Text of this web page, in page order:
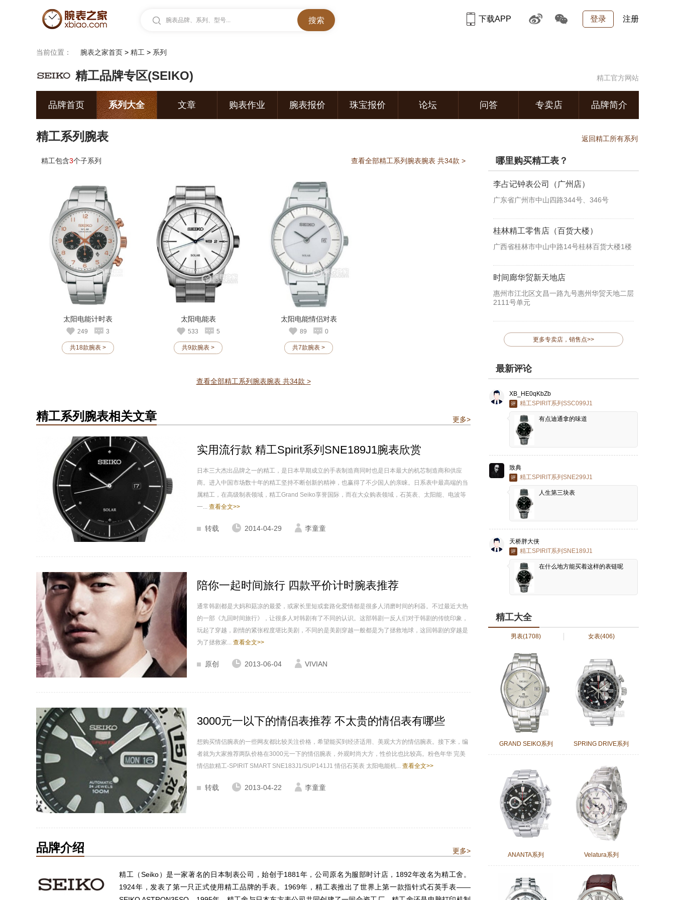
腕表品牌、系列、型号... 登录 注册
下载APP
当前位置： 腕表之家首页 > 精工 > 系列
精工品牌专区(SEIKO) 精工官方网站
品牌首页 系列大全 文章 购表作业 腕表报价 珠宝报价 论坛 问答 专卖店 品牌简介
精工系列腕表 返回精工所有系列
精工包含3个子系列 查看全部精工系列腕表腕表 共34款 >
太阳电能计时表
249 3
共18款腕表 >
太阳电能表
533 5
共9款腕表 >
太阳电能情侣对表
89 0
共7款腕表 >
查看全部精工系列腕表腕表 共34款 >
精工系列腕表相关文章 更多>
实用流行款 精工Spirit系列SNE189J1腕表欣赏
日本三大杰出品牌之一的精工，是日本早期成立的手表制造商同时也是日本最大的机芯制造商和供应
商。进入中国市场数十年的精工坚持不断创新的精神，也赢得了不少国人的亲睐。日系表中最高端的当
属精工，在高级制表领域，精工Grand Seiko享誉国际，而在大众购表领域，石英表、太阳能、电波等
一... 查看全文>>
转载 2014-04-29 李童童
陪你一起时间旅行 四款平价计时腕表推荐
通常韩剧都是大妈和菇凉的最爱，或家长里短或套路化爱情都是很多人消磨时间的利器。不过最近大热
的一部《九回时间旅行》，让很多人对韩剧有了不同的认识。这部韩剧一反人们对于韩剧的传统印象，
玩起了穿越，剧情的紧张程度堪比美剧，不同的是美剧穿越一般都是为了拯救地球，这回韩剧的穿越是
为了拯救家... 查看全文>>
原创 2013-06-04 VIVIAN
3000元一以下的情侣表推荐 不太贵的情侣表有哪些
想购买情侣腕表的一些网友都比较关注价格，希望能买到经济适用、美观大方的情侣腕表。接下来，编
者就为大家推荐两队价格在3000元一下的情侣腕表，外观时尚大方，性价比也比较高。粉色年华 完美
情侣款精工-SPIRIT SMART SNE183J1/SUP141J1 情侣石英表 太阳电能机... 查看全文>>
转载 2013-04-22 李童童
品牌介绍 更多>
精工（Seiko）是一家著名的日本制表公司，始创于1881年，公司原名为服部时计店，1892年改名为精工舍。
1924年，发表了第一只正式使用精工品牌的手表。1969年，精工表推出了世界上第一款指针式石英手表——
哪里购买精工表？
李占记钟表公司（广州店）
广东省广州市中山四路344号、346号
桂林精工零售店（百货大楼）
广西省桂林市中山中路14号桂林百货大楼1楼
时间廊华贸新天地店
惠州市江北区文昌一路九号惠州华贸天地二层
2111号单元
更多专卖店，销售点>>
最新评论
XB_HE0qKbZb
评 精工SPIRIT系列SSC099J1
有点迪通拿的味道
致典
评 精工SPIRIT系列SNE299J1
人生第三块表
天桥胖大侠
评 精工SPIRIT系列SNE189J1
在什么地方能买着这样的表链呢
精工大全
男表(1708) 女表(406)
GRAND SEIKO系列 SPRING DRIVE系列
ANANTA系列 Velatura系列